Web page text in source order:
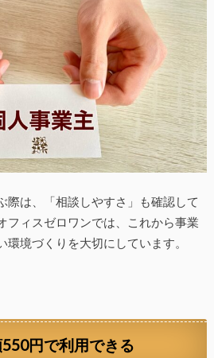
際は、「相談しやすさ」も確認して
フィスゼロワンでは、これから事業
環境づくりを大切にしています。
円で利用できる